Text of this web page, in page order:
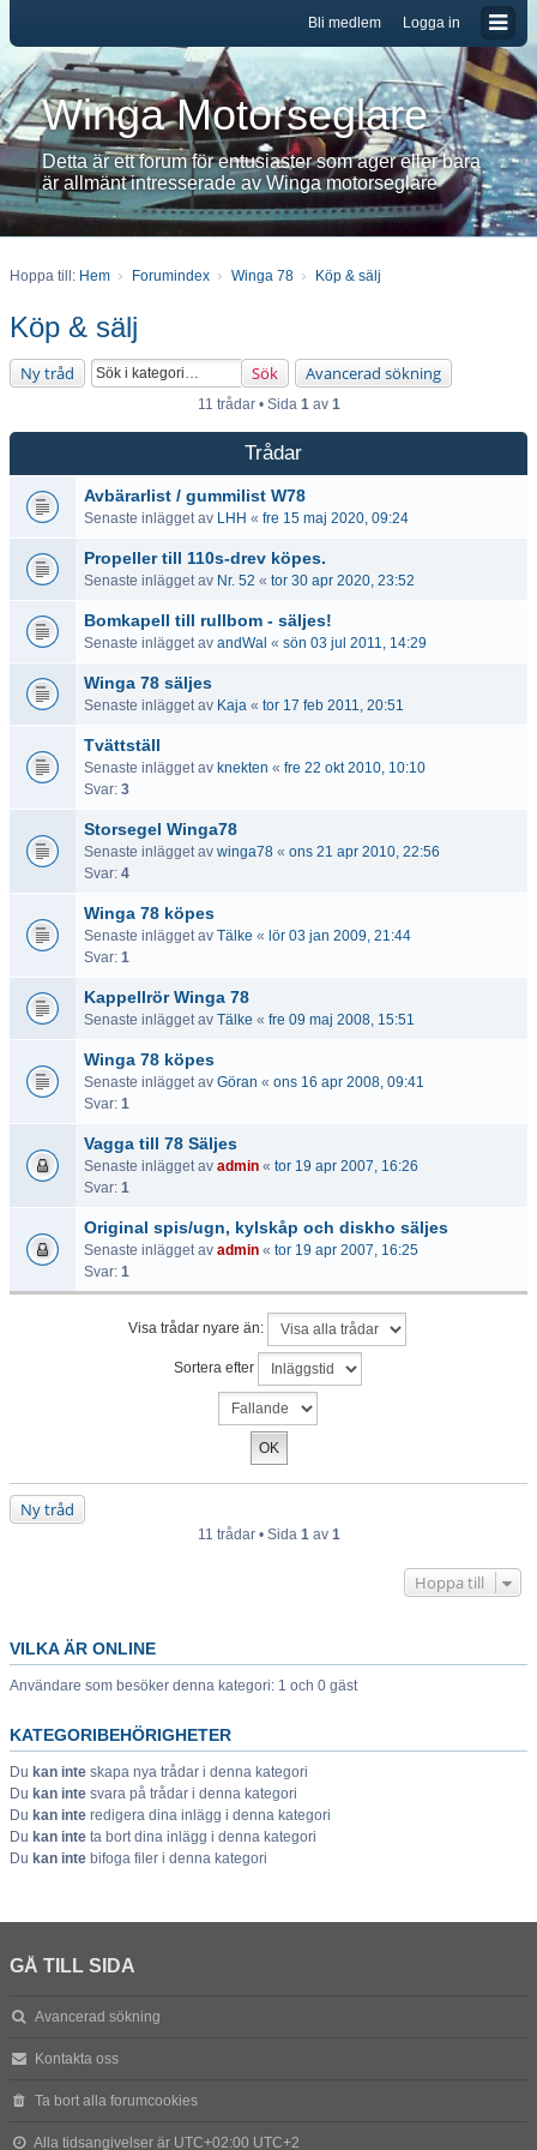
Logga in
Bli medlem
Winga Motorseglare
Detta är ett forum för entusiaster som äger eller bara
är allmänt intresserade av Winga motorseglare
Hoppa till: Hem Forumindex Winga 78 Köp & sälj
Köp & sälj
Ny tråd Sök Avancerad sökning
11 trådar • Sida 1av 1
Trådar
Avbärarlist / gummilist W78
Senaste inlägget av LHH « fre 15 maj 2020, 09:24
Propeller till 110s-drev köpes.
Senaste inlägget av Nr. 52 « tor 30 apr 2020, 23:52
Bomkapell till rullbom - säljes!
Senaste inlägget av andWal « sön 03 jul 2011, 14:29
Winga 78 säljes
Senaste inlägget av Kaja « tor 17 feb 2011, 20:51
Tvättställ
Senaste inlägget av knekten « fre 22 okt 2010, 10:10
Svar: 3
Storsegel Winga78
Senaste inlägget av winga78 « ons 21 apr 2010, 22:56
Svar: 4
Winga 78 köpes
Senaste inlägget av Tälke « lör 03 jan 2009, 21:44
Svar: 1
Kappellrör Winga 78
Senaste inlägget av Tälke « fre 09 maj 2008, 15:51
Winga 78 köpes
Senaste inlägget av Göran « ons 16 apr 2008, 09:41
Svar: 1
Vagga till 78 Säljes
Senaste inlägget av admin « tor 19 apr 2007, 16:26
Svar: 1
Original spis/ugn, kylskåp och diskho säljes
Senaste inlägget av admin « tor 19 apr 2007, 16:25
Svar: 1
Visa trådar nyare än:
Sortera efter
Ny tråd
11 trådar • Sida 1av 1
Hoppa till
VILKA ÄR ONLINE
Användare som besöker denna kategori: 1 och 0 gäst
KATEGORIBEHÖRIGHETER
Du kan inte skapa nya trådar i denna kategori
Du kan inte svara på trådar i denna kategori
Du kan inte redigera dina inlägg i denna kategori
Du kan inte ta bort dina inlägg i denna kategori
Du kan inte bifoga filer i denna kategori
GÅ TILL SIDA
Avancerad sökning
Kontakta oss
Ta bort alla forumcookies
Alla tidsangivelser är UTC+02:00 UTC+2